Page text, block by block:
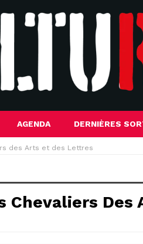
AGENDA DERNIÈRES
des Arts et des Lettres
Chevaliers Des